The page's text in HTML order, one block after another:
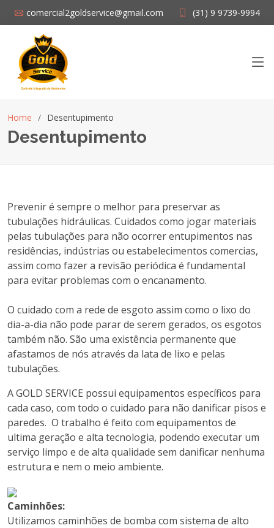
comercial2goldservice@gmail.com (31) 9 9739-9994
Home Desentupimento
Desentupimento
Prevenir é sempre o melhor para preservar as
tubulações hidráulicas. Cuidados como jogar materiais
pelas tubulações para não ocorrer entupimentos nas
residências, indústrias ou estabelecimentos comercias,
assim como fazer a revisão periódica é fundamental
para evitar problemas com o encanamento.
O cuidado com a rede de esgoto assim como o lixo do
dia-a-dia não pode parar de serem gerados, os esgotos
também não. São uma existência permanente que
afastamos de nós através da lata de lixo e pelas
tubulações.
A GOLD SERVICE possui equipamentos específicos para
cada caso, com todo o cuidado para não danificar pisos e
paredes. O trabalho é feito com equipamentos de
ultima geração e alta tecnologia, podendo executar um
serviço limpo e de alta qualidade sem danificar nenhuma
estrutura e nem o meio ambiente.
Caminhões:
Utilizamos caminhões de bomba com sistema de alto